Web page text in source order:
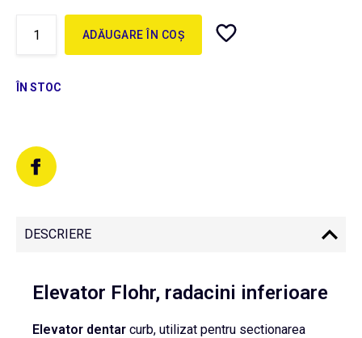
ADĂUGARE ÎN COȘ
ÎN STOC
DESCRIERE
Elevator Flohr, radacini inferioare
Elevator dentar curb, utilizat pentru sectionarea